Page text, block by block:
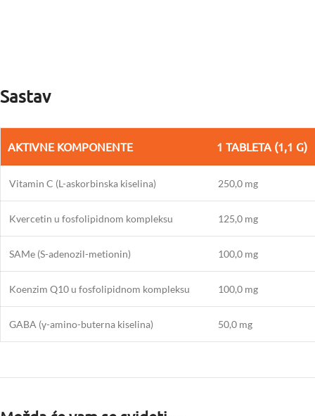
Sastav
AKTIVNE KOMPONENTE 1 TABLETA (1,1 G)
Vitamin C (L-askorbinska kiselina) 250,0 mg
Kvercetin u fosfolipidnom kompleksu 125,0 mg
SAMe (S-adenozil-metionin) 100,0 mg
Koenzim Q10 u fosfolipidnom kompleksu 100,0 mg
GABA (γ-amino-buterna kiselina) 50,0 mg